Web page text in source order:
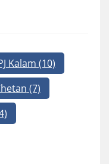
Kalam (10)
(7)